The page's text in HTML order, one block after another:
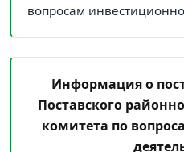
вопросам
Информация о
Поставского
комитета по